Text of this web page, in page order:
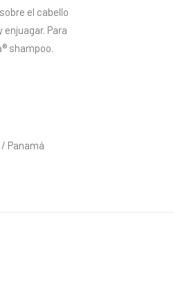
el cabello
Para
shampoo.
Panamá